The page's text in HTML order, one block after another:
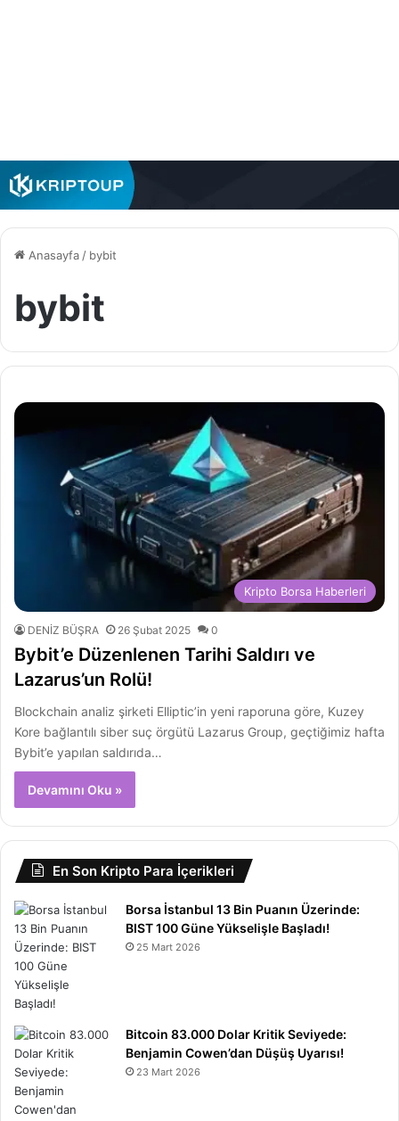
Anasayfa / bybit
bybit
Kripto Borsa Haberleri
DENİZ BÜŞRA 26 Şubat 2025 0
Bybit’e Düzenlenen Tarihi Saldırı ve
Lazarus’un Rolü!
Blockchain analiz şirketi Elliptic’in yeni raporuna göre, Kuzey
Kore bağlantılı siber suç örgütü Lazarus Group, geçtiğimiz hafta
Bybit’e yapılan saldırıda…
Devamını Oku »
En Son Kripto Para İçerikleri
Borsa İstanbul 13 Bin Puanın Üzerinde:
BIST 100 Güne Yükselişle Başladı!
25 Mart 2026
Bitcoin 83.000 Dolar Kritik Seviyede:
Benjamin Cowen’dan Düşüş Uyarısı!
23 Mart 2026